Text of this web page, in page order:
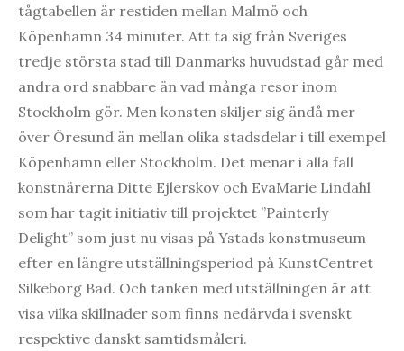
tågtabellen är restiden mellan Malmö och
Köpenhamn 34 minuter. Att ta sig från Sveriges
tredje största stad till Danmarks huvudstad går med
andra ord snabbare än vad många resor inom
Stockholm gör. Men konsten skiljer sig ändå mer
över Öresund än mellan olika stadsdelar i till exempel
Köpenhamn eller Stockholm. Det menar i alla fall
konstnärerna Ditte Ejlerskov och EvaMarie Lindahl
som har tagit initiativ till projektet ”Painterly
Delight” som just nu visas på Ystads konstmuseum
efter en längre utställningsperiod på KunstCentret
Silkeborg Bad. Och tanken med utställningen är att
visa vilka skillnader som finns nedärvda i svenskt
respektive danskt samtidsmåleri.